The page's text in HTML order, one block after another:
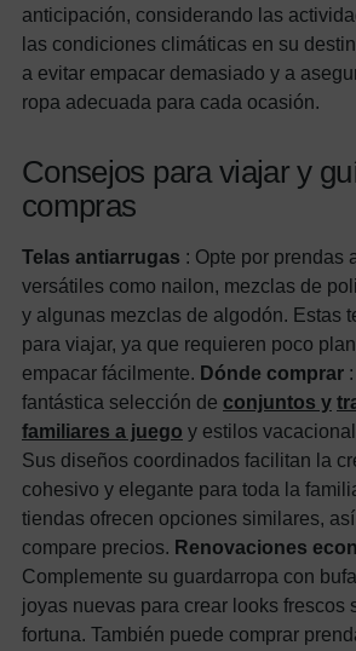
anticipación, considerando las
las condiciones climáticas en su
a evitar empacar demasiado y a
ropa adecuada para cada ocasión.
Consejos para viajar y
compras
Telas antiarrugas : Opte por prendas
versátiles como nailon, mezclas de
y algunas mezclas de algodón. Estas
para viajar, ya que requieren poco
empacar fácilmente. Dónde comprar
fantástica selección de conjuntos y
familiares a juego y estilos
Sus diseños coordinados facilitan la
cohesivo y elegante para toda la
tiendas ofrecen opciones similares,
compare precios. Renovaciones
Complemente su guardarropa con
joyas nuevas para crear looks frescos
fortuna. También puede comprar